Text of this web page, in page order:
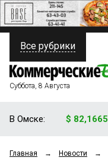
ПОЛИТИКА
ФИНАНСЫ
ОБЩЕСТВО
Все рубрики
Суббота, 8 Августа
В Омске: $ 82,1665
Главная → Новости →